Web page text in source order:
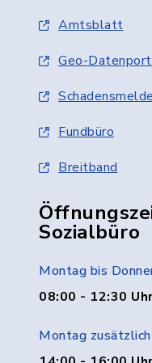
Amtsblatt
Geo-
Fundbüro
Breitband
Sozialbüro
Montag bis
08:00 - 12:30
Montag zusätzlich